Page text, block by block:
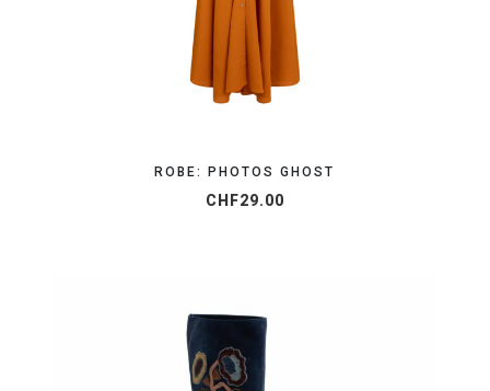
ROBE: PHOTOS GHOST
CHF29.00